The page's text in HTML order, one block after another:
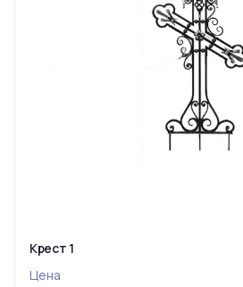
Крест 1
Цена